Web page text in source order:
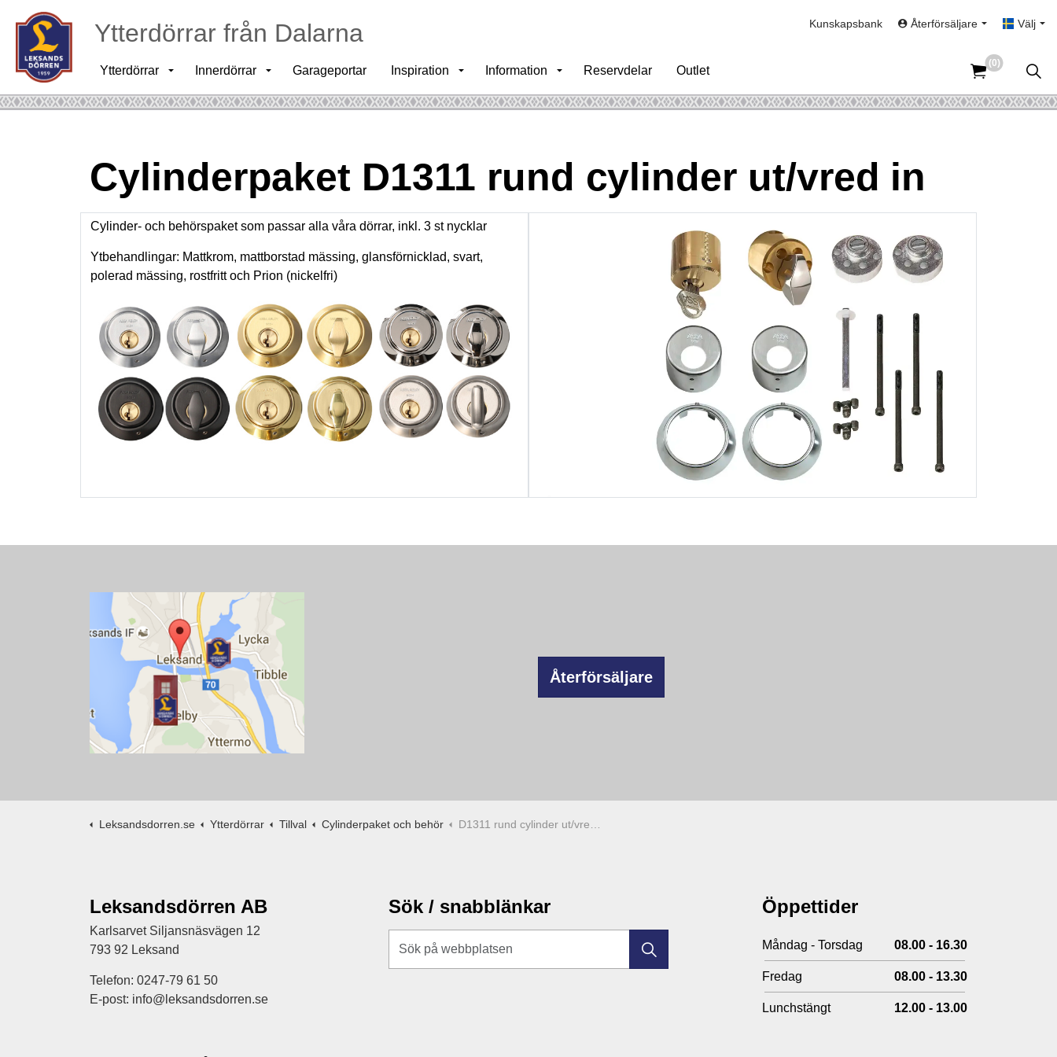
Ytterdörrar från Dalarna
Ytterdörrar Innerdörrar Garageportar Inspiration Information Reservdelar Outlet
Kunskapsbank Återförsäljare Välj
(0)
Cylinderpaket D1311 rund cylinder ut/vred in
Cylinder- och behörspaket som passar alla våra dörrar, inkl. 3 st nycklar
Ytbehandlingar: Mattkrom, mattborstad mässing, glansförnicklad, svart,
polerad mässing, rostfritt och Prion (nickelfri)
Återförsäljare
Leksandsdorren.se Ytterdörrar Tillval Cylinderpaket och behör D1311 rund cylinder ut/vred in
Leksandsdörren AB
Karlsarvet Siljansnäsvägen 12
793 92 Leksand
Telefon: 0247-79 61 50
E-post: info@leksandsdorren.se
Sök / snabblänkar Öppettider
Måndag - Torsdag 08.00 - 16.30
Fredag 08.00 - 13.30
Lunchstängt 12.00 - 13.00